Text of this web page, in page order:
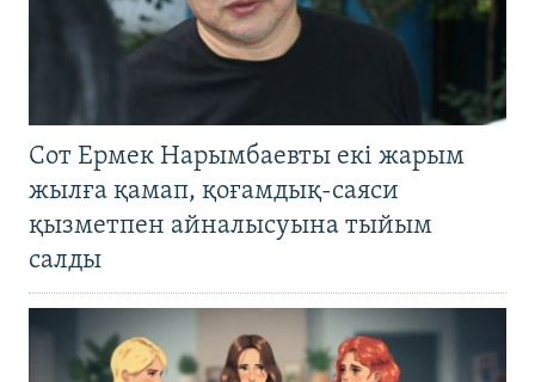
Сот Ермек Нарымбаевты екі жарым
жылға қамап, қоғамдық-саяси
қызметпен айналысуына тыйым
салды